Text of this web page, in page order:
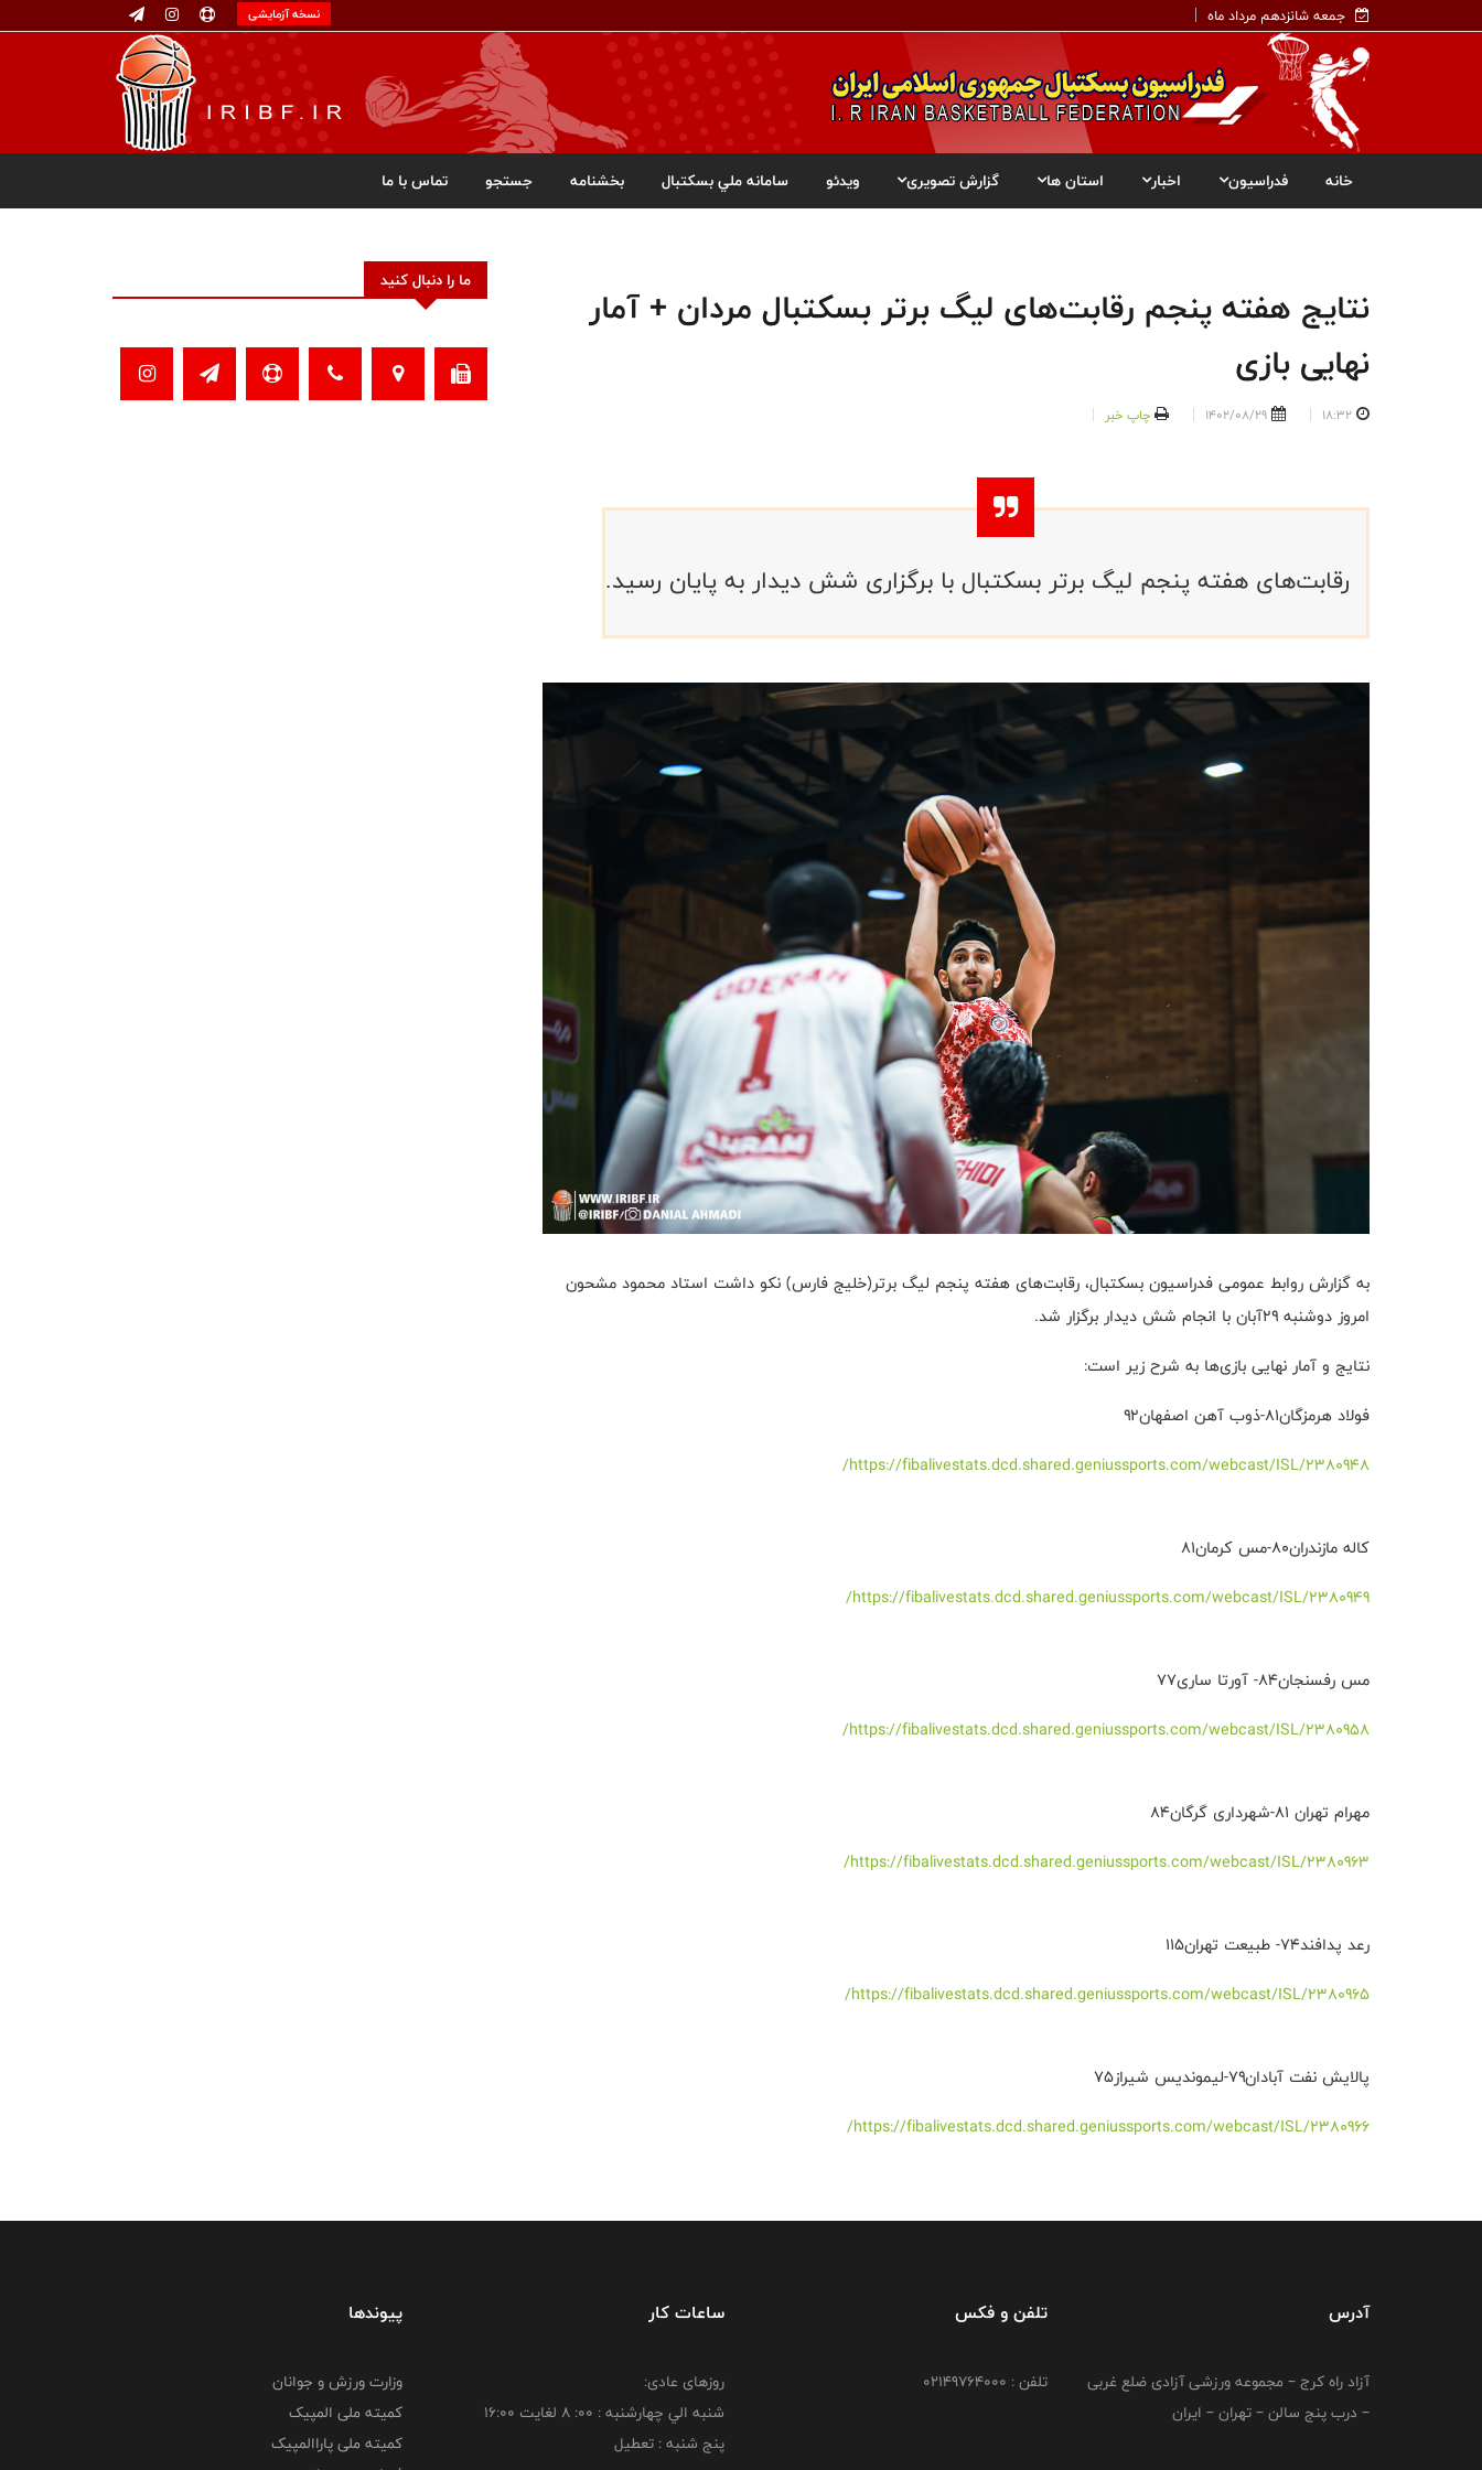
جمعه شانزدهم مرداد ماه نسخه آزمایشی
خانه فدراسیون اخبار استان ها گزارش تصویری ویدئو سامانه ملي بسکتبال بخشنامه جستجو تماس با ما
نتایج هفته پنجم رقابت‌های لیگ برتر بسکتبال مردان + آمار
نهایی بازی
18:32
1402/08/29 چاپ خبر
رقابت‌های هفته پنجم لیگ برتر بسکتبال با برگزاری شش دیدار به پایان رسید.
به گزارش روابط عمومی فدراسیون بسکتبال، رقابت‌های هفته پنجم لیگ برتر(خلیج فارس) نکو داشت استاد محمود مشحون
امروز دوشنبه ۲۹آبان با انجام شش دیدار برگزار شد.
نتایج و آمار نهایی بازی‌ها به شرح زیر است:
فولاد هرمزگان۸۱-ذوب آهن اصفهان۹۲
https://fibalivestats.dcd.shared.geniussports.com/webcast/ISL/2380948/
کاله مازندران۸۰-مس کرمان۸۱
https://fibalivestats.dcd.shared.geniussports.com/webcast/ISL/2380949/
مس رفسنجان۸۴- آورتا ساری۷۷
https://fibalivestats.dcd.shared.geniussports.com/webcast/ISL/2380958/
مهرام تهران ۸۱-شهرداری گرگان۸۴
https://fibalivestats.dcd.shared.geniussports.com/webcast/ISL/2380963/
رعد پدافند۷۴- طبیعت تهران۱۱۵
https://fibalivestats.dcd.shared.geniussports.com/webcast/ISL/2380965/
پالایش نفت آبادان۷۹-لیموندیس شیراز۷۵
https://fibalivestats.dcd.shared.geniussports.com/webcast/ISL/2380966/
ما را دنبال کنید
آدرس
آزاد راه کرج – مجموعه ورزشی آزادی ضلع غربی
– درب پنج سالن – تهران – ایران
تلفن و فکس
تلفن : 02149764000
ساعات کار
روزهای عادی:
شنبه الي چهارشنبه : 00: 8 لغايت 16:00
پنج شنبه : تعطیل
پیوندها
وزارت ورزش و جوانان
کمیته ملی المپیک
کمیته ملی پاراالمپیک